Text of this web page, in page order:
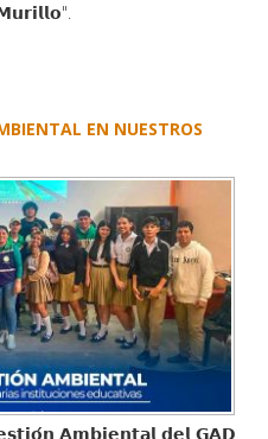
EN NUESTROS
𝗔𝗺𝗯𝗶𝗲𝗻𝘁𝗮𝗹 𝗱𝗲𝗹 𝗚𝗔𝗗